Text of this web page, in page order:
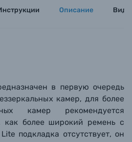
Описание
в первую очередь
камер, для более
камер рекомендуется
как более широкий ремень с
подкладка отсутствует, он